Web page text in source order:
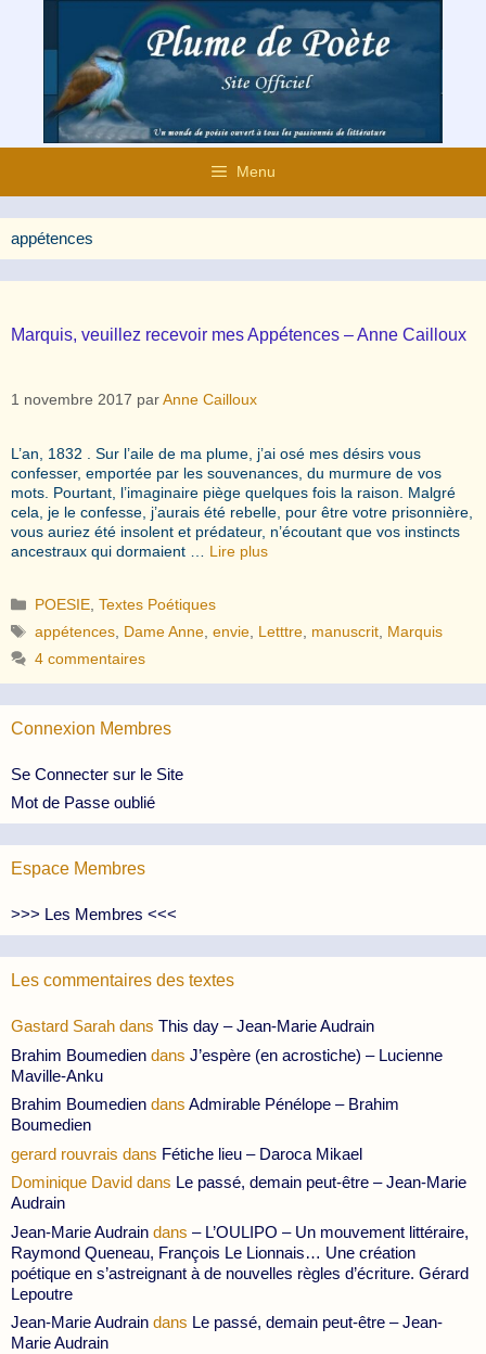
contenu
Menu
appétences
Marquis, veuillez recevoir mes Appétences – Anne Cailloux
1 novembre 2017 parAnne Cailloux
L’an, 1832 . Sur l’aile de ma plume, j’ai osé mes désirs vous
confesser, emportée par les souvenances, du murmure de vos
mots. Pourtant, l’imaginaire piège quelques fois la raison. Malgré
cela, je le confesse, j’aurais été rebelle, pour être votre prisonnière,
vous auriez été insolent et prédateur, n’écoutant que vos instincts
ancestraux qui dormaient … Lire plus
Catégories
POESIE ,Textes Poétiques
Étiquettes
appétences Dame Anne ,envie Letttre manuscrit Marquis
4 commentaires
Connexion Membres
Se Connecter sur le Site
Mot de Passe oublié
Espace Membres
>>> Les Membres <<<
Les commentaires des textes
Gastard Sarah dans This day – Jean-Marie Audrain
Brahim Boumedien dans J’espère (en acrostiche) – Lucienne
Maville-Anku
Brahim Boumedien dans Admirable Pénélope – Brahim
Boumedien
gerard rouvrais dans Fétiche lieu – Daroca Mikael
Dominique David dans Le passé, demain peut-être – Jean-Marie
Audrain
Jean-Marie Audrain dans – L’OULIPO – Un mouvement littéraire,
Raymond Queneau, François Le Lionnais… Une création
poétique en s’astreignant à de nouvelles règles d’écriture. Gérard
Lepoutre
Jean-Marie Audrain dans Le passé, demain peut-être – Jean-
Marie Audrain